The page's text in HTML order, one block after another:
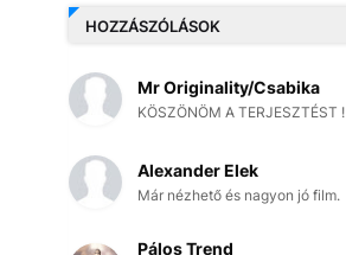
HOZZÁSZÓLÁSOK
Mr Originality/Csabika
KÖSZÖNÖM A TERJESZTÉST !
Alexander Elek
Már nézhető és nagyon jó film.
Pálos Trend